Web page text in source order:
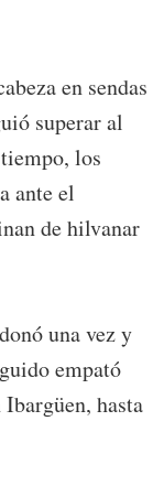
en sendas
superar al
los
ante el
de hilvanar
una vez y
empató
hasta